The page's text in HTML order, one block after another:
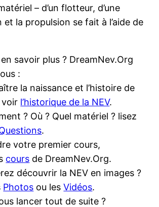
– d’un flotteur, d’une
et la propulsion se fait à l’aide de
savoir plus ? DreamNev.Org
:
la naissance et l’histoire de
voir l’historique de la NEV.
? Où ? Quel matériel ? lisez
.
votre premier cours,
cours de DreamNev.Org.
découvrir la NEV en images ?
Photos ou lesVidéos.
lancer tout de suite ?